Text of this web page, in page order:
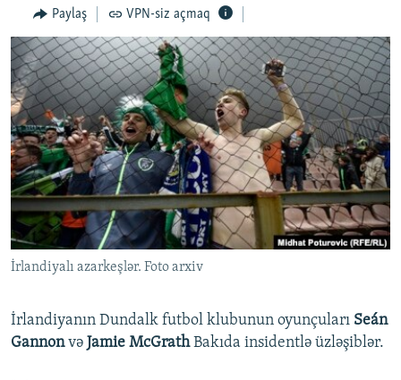
FƏRQƏ BAX
QANUNI DOĞRU
ARAŞDIRMA
MULTIMEDIA
VIDEO
FOTOQALEREYA
İNFOQRAFIKA
KARIKATURA
RADIO ARXIV
OXU ZALI
AZƏRBAYCAN ƏDƏBIYYATI KITABXANASI
İSLAM VƏ DEMOKRATIYA
İZ - MƏDƏNIYYƏT PROQRAMI
HAQQIMIZDA
MISSIYAMIZ
PEŞƏ ETIKASI VƏ JURNALISTIKA STANDARTLARIMIZ
MATERIALLARIMIZDAN ISTIFADƏ
BIZIMLƏ ƏLAQƏ
BIZI IZLƏ
Paylaş VPN-siz açmaq
İrlandiyalı azarkeşlər. Foto arxiv
İrlandiyanın Dundalk futbol klubunun oyunçuları Seán
Gannonvə Jamie McGrathBakıda insidentlə üzləşiblər.